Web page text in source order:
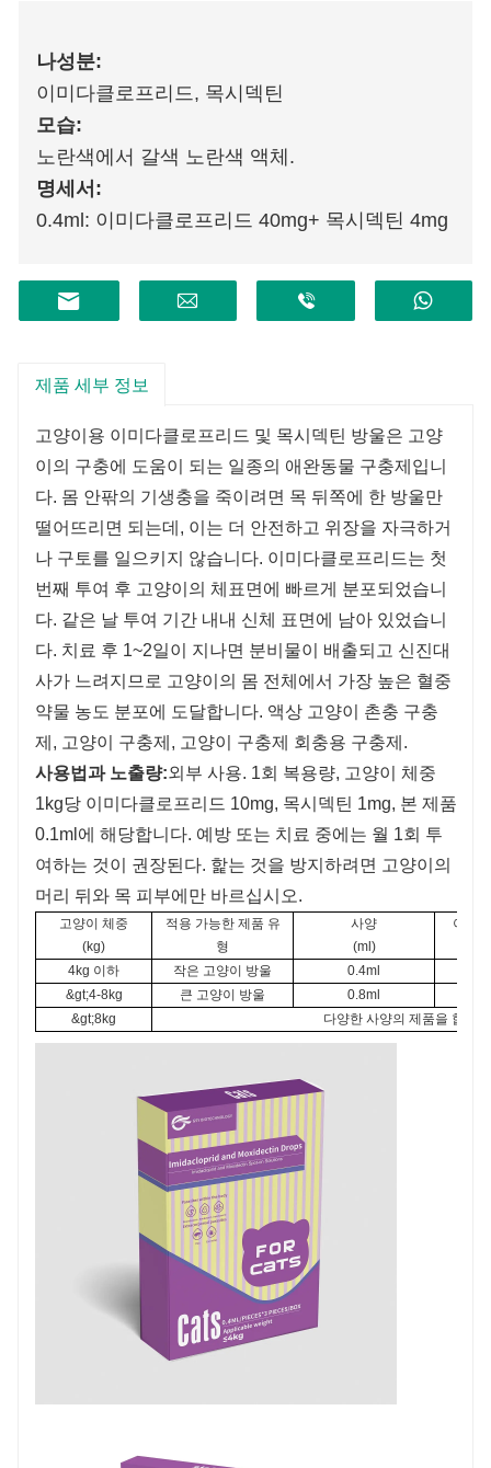
나성분:
이미다클로프리드, 목시덱틴
모습:
노란색에서 갈색 노란색 액체.
명세서:
0.4ml: 이미다클로프리드 40mg+ 목시덱틴 4mg
제품 세부 정보
고양이용 이미다클로프리드 및 목시덱틴 방울은 고양
이의 구충에 도움이 되는 일종의 애완동물 구충제입니
다. 몸 안팎의 기생충을 죽이려면 목 뒤쪽에 한 방울만
떨어뜨리면 되는데, 이는 더 안전하고 위장을 ​​자극하거
나 구토를 일으키지 않습니다. 이미다클로프리드는 첫
번째 투여 후 고양이의 체표면에 빠르게 분포되었습니
다. 같은 날 투여 기간 내내 신체 표면에 남아 있었습니
다. 치료 후 1~2일이 지나면 분비물이 배출되고 신진대
사가 느려지므로 고양이의 몸 전체에서 가장 높은 혈중
약물 농도 분포에 도달합니다. 액상 고양이 촌충 구충
제, 고양이 구충제, 고양이 구충제 회충용 구충제.
사용법과 노출량:외부 사용. 1회 복용량, 고양이 체중
1kg당 이미다클로프리드 10mg, 목시덱틴 1mg, 본 제품
0.1ml에 해당합니다. 예방 또는 치료 중에는 월 1회 투
여하는 것이 권장된다. 핥는 것을 방지하려면 고양이의
머리 뒤와 목 피부에만 바르십시오.
고양이 체중
(kg)
적용 가능한 제품 유
형
사양
(ml)
이미
4kg 이하
작은 고양이 방울 0.4ml
&gt;4-8kg
큰 고양이 방울 0.8ml
&gt;8kg
다양한 사양의 제품을 합리